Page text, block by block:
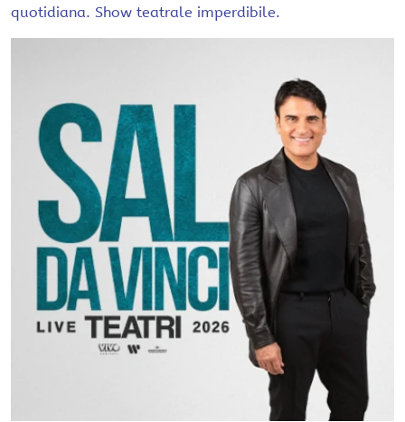
quotidiana. Show teatrale imperdibile.